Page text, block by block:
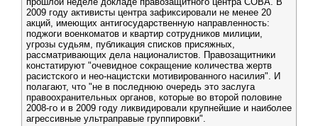
2009 году активисты центра зафиксировали не менее 20
акций, имеющих антигосударственную направленность:
поджоги военкоматов и квартир сотрудников милиции,
угрозы судьям, публикация списков присяжных,
рассматривающих дела националистов. Правозащитники
констатируют "очевидное сокращение количества жертв
расистского и нео-нацистски мотивированного насилия". И
полагают, что "не в последнюю очередь это заслуга
правоохранительных органов, которые во второй половине
2008-го и в 2009 году ликвидировали крупнейшие и наиболее
агрессивные ультраправые группировки".